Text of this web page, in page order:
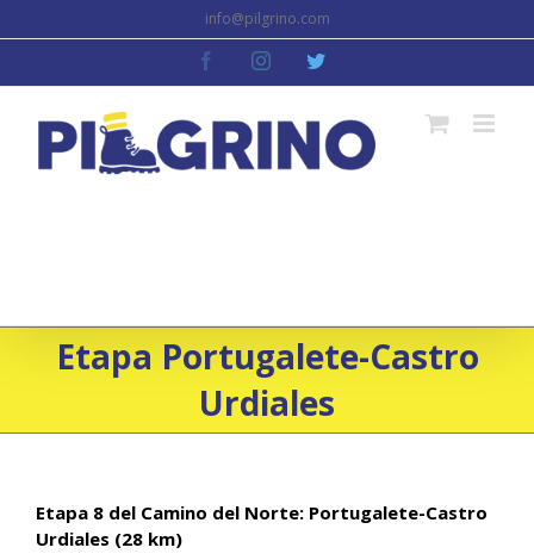
to
info@pilgrino.com
facebookinstagramtwitter
Etapa Portugalete-Castro
Urdiales
Etapa 8 del Camino del Norte: Portugalete-Castro
Urdiales (28 km)